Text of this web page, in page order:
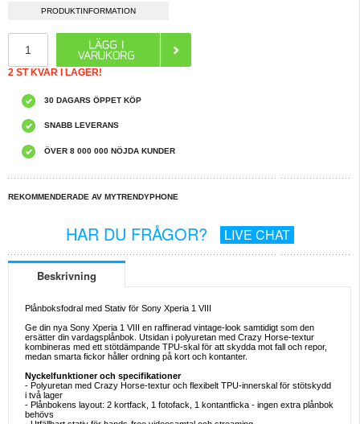
PRODUKTINFORMATION
2 ST KVAR I LAGER!
30 DAGARS ÖPPET KÖP
SNABB LEVERANS
ÖVER 8 000 000 NÖJDA KUNDER
REKOMMENDERADE AV MYTRENDYPHONE
HAR DU FRÅGOR? LIVE CHAT
Beskrivning
Plånboksfodral med Stativ för Sony Xperia 1 VIII
Ge din nya Sony Xperia 1 VIII en raffinerad vintage-look samtidigt som den
ersätter din vardagsplånbok. Utsidan i polyuretan med Crazy Horse-textur
kombineras med ett stötdämpande TPU-skal för att skydda mot fall och repor,
medan smarta fickor håller ordning på kort och kontanter.
Nyckelfunktioner och specifikationer
- Polyuretan med Crazy Horse-textur och flexibelt TPU-innerskal för stötskydd
i två lager
- Plånbokens layout: 2 kortfack, 1 fotofack, 1 kontantficka - ingen extra plånbok
behövs